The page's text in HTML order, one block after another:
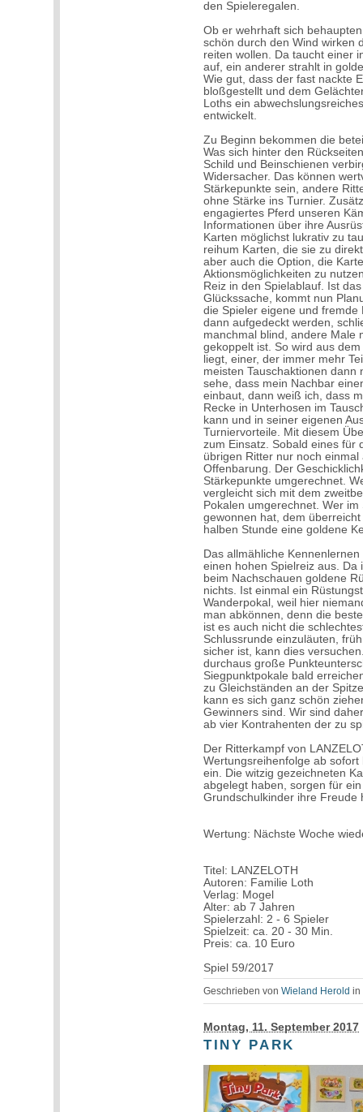
den Spieleregalen.
Ob er wehrhaft sich
schön durch den Wind wirken
reiten wollen. Da taucht einer
auf, ein anderer strahlt in
Wie gut, dass der fast nackte
bloßgestellt und dem
Loths ein
entwickelt.
Zu Beginn bekommen die
Was sich hinter den
Schild und Beinschienen
Widersacher. Das können
Stärkepunkte sein, andere
ohne Stärke ins Turnier.
engagiertes Pferd unseren
Informationen über ihre
Karten möglichst lukrativ zu
reihum Karten, die sie zu
aber auch die Option, die
Aktionsmöglichkeiten zu
Reiz in den Spielablauf. Ist
Glückssache, kommt nun
die Spieler eigene und
dann aufgedeckt werden,
manchmal blind, andere Male
gekoppelt ist. So wird aus
liegt, einer, der immer mehr
meisten Tauschaktionen dann
sehe, dass mein Nachbar
einbaut, dann weiß ich, dass
Recke in Unterhosen im
kann und in seiner eigenen
Turniervorteile. Mit diesem
zum Einsatz. Sobald eines für
übrigen Ritter nur noch
Offenbarung. Der
Stärkepunkte umgerechnet.
vergleicht sich mit dem
Pokalen umgerechnet. Wer
gewonnen hat, dem
halben Stunde eine goldene
Das allmähliche
einen hohen Spielreiz aus.
beim Nachschauen goldene
nichts. Ist einmal ein
Wanderpokal, weil hier
man abkönnen, denn die
ist es auch nicht die
Schlussrunde einzuläuten,
sicher ist, kann dies
durchaus große
Siegpunktpokale bald
zu Gleichständen an der
kann es sich ganz schön
Gewinners sind. Wir sind
ab vier Kontrahenten der zu
Der Ritterkampf von
Wertungsreihenfolge ab
ein. Die witzig gezeichneten
abgelegt haben, sorgen für
Grundschulkinder ihre Freude
Wertung: Nächste Woche
Titel: LANZELOTH
Autoren: Familie Loth
Verlag: Mogel
Alter: ab 7 Jahren
Spielerzahl: 2 - 6 Spieler
Spielzeit: ca. 20 - 30 Min.
Preis: ca. 10 Euro
Spiel 59/2017
Geschrieben vonWieland Herold in
Montag, 11. September 2017
TINY PARK